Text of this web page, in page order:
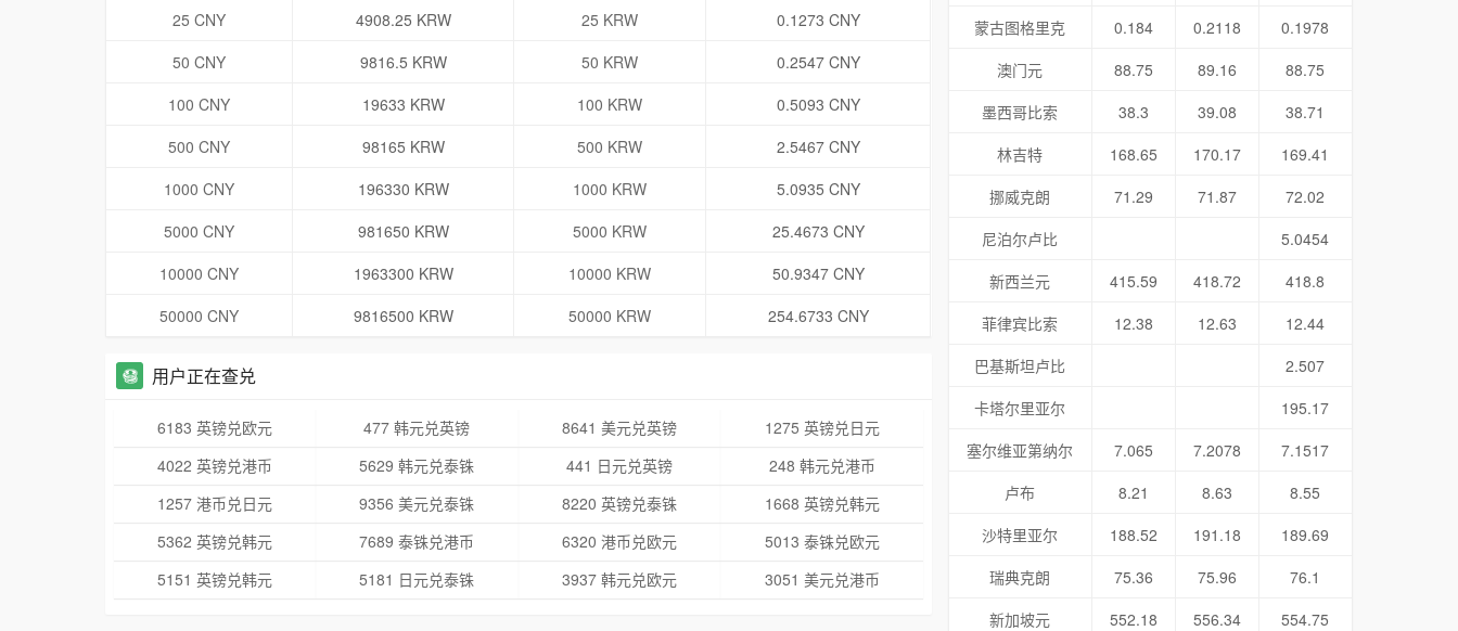
25 CNY
4908.25 KRW 25 KRW
0.1273 CNY
50 CNY
9816.5 KRW 50 KRW
0.2547 CNY
100 CNY
19633 KRW 100 KRW
0.5093 CNY
500 CNY
98165 KRW 500 KRW
2.5467 CNY
1000 CNY
196330 KRW 1000 KRW
5.0935 CNY
5000 CNY
981650 KRW 5000 KRW
25.4673 CNY
10000 CNY
1963300 KRW 10000 KRW
50.9347 CNY
50000 CNY
9816500 KRW 50000 KRW 254.6733 CNY
用户正在查兑
6183 英镑兑欧元 477 韩元兑英镑 8641 美元兑英镑
1275 英镑兑日元
4022 英镑兑港币
5629 韩元兑泰铢 441 日元兑英镑
248 韩元兑港币
1257 港币兑日元
9356 美元兑泰铢 8220 英镑兑泰铢
1668 英镑兑韩元
5362 英镑兑韩元
7689 泰铢兑港币 6320 港币兑欧元
5013 泰铢兑欧元
5151 英镑兑韩元
5181 日元兑泰铢 3937 韩元兑欧元 3051 美元兑港币
蒙古图格里克
0.184 0.2118
0.1978
澳门元
88.75 89.16
88.75
墨西哥比索
38.3 39.08
38.71
林吉特
168.65 170.17
169.41
挪威克朗
71.29 71.87
72.02
尼泊尔卢比
5.0454
新西兰元
415.59 418.72
418.8
菲律宾比索
12.38 12.63
12.44
巴基斯坦卢比
2.507
卡塔尔里亚尔
195.17
塞尔维亚第纳尔
7.065 7.2078
7.1517
卢布
8.21 8.63
8.55
沙特里亚尔
188.52 191.18
189.69
瑞典克朗
75.36 75.96
76.1
新加坡元
552.18 556.34
554.75